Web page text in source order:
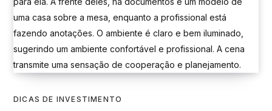
DICAS DE INVESTIMENTO